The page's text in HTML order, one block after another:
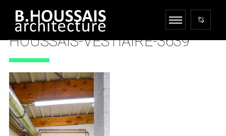
HOUSSAIS-VESTIAIRE-3639
25 AVRIL 2022